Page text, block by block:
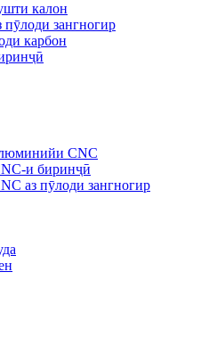
калон
пӯлоди зангногир
карбон
CNC
и биринҷӣ
аз пӯлоди зангногир